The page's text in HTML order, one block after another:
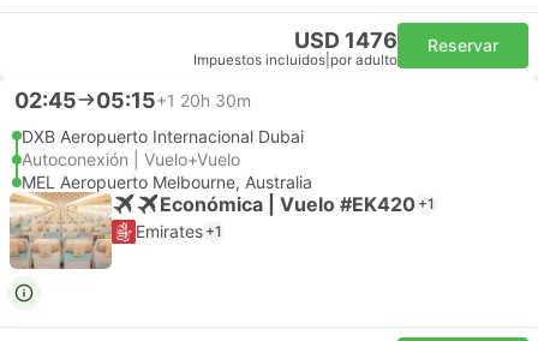
USD 1476
Impuestos incluidos por adulto
Reservar
02:45 05:15+1 20h 30m
DXB Aeropuerto Internacional Dubai
Autoconexión | Vuelo+Vuelo
MEL Aeropuerto Melbourne, Australia
Económica | Vuelo #EK420 +1
Emirates +1